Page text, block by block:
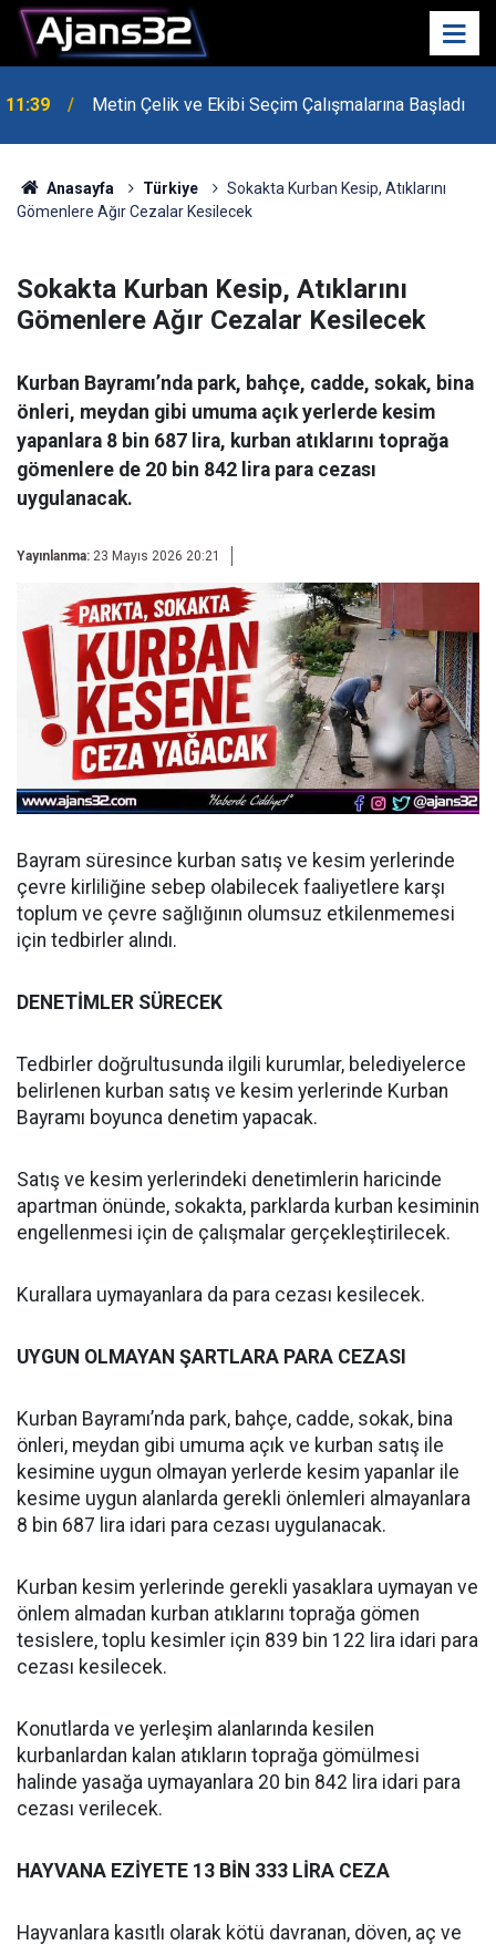
10:15 Hafta Sonu Havalar Nasıl Olacak?
Anasayfa Türkiye
Sokakta Kurban Kesip, Atıklarını
Gömenlere Ağır Cezalar Kesilecek
Sokakta Kurban Kesip, Atıklarını
Gömenlere Ağır Cezalar Kesilecek
Kurban Bayramı’nda park, bahçe, cadde, sokak, bina
önleri, meydan gibi umuma açık yerlerde kesim
yapanlara 8 bin 687 lira, kurban atıklarını toprağa
gömenlere de 20 bin 842 lira para cezası
uygulanacak.
Yayınlanma: 23 Mayıs 2026 20:21
Bayram süresince kurban satış ve kesim yerlerinde
çevre kirliliğine sebep olabilecek faaliyetlere karşı
toplum ve çevre sağlığının olumsuz etkilenmemesi
için tedbirler alındı.
DENETİMLER SÜRECEK
Tedbirler doğrultusunda ilgili kurumlar, belediyelerce
belirlenen kurban satış ve kesim yerlerinde Kurban
Bayramı boyunca denetim yapacak.
Satış ve kesim yerlerindeki denetimlerin haricinde
apartman önünde, sokakta, parklarda kurban kesiminin
engellenmesi için de çalışmalar gerçekleştirilecek.
Kurallara uymayanlara da para cezası kesilecek.
UYGUN OLMAYAN ŞARTLARA PARA CEZASI
Kurban Bayramı’nda park, bahçe, cadde, sokak, bina
önleri, meydan gibi umuma açık ve kurban satış ile
kesimine uygun olmayan yerlerde kesim yapanlar ile
kesime uygun alanlarda gerekli önlemleri almayanlara
8 bin 687 lira idari para cezası uygulanacak.
Kurban kesim yerlerinde gerekli yasaklara uymayan ve
önlem almadan kurban atıklarını toprağa gömen
tesislere, toplu kesimler için 839 bin 122 lira idari para
cezası kesilecek.
Konutlarda ve yerleşim alanlarında kesilen
kurbanlardan kalan atıkların toprağa gömülmesi
halinde yasağa uymayanlara 20 bin 842 lira idari para
cezası verilecek.
HAYVANA EZİYETE 13 BİN 333 LİRA CEZA
Hayvanlara kasıtlı olarak kötü davranan, döven, aç ve